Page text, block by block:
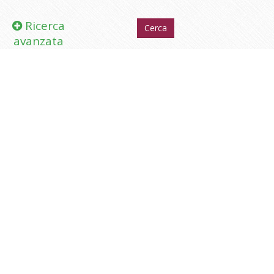
Ricerca
avanzata